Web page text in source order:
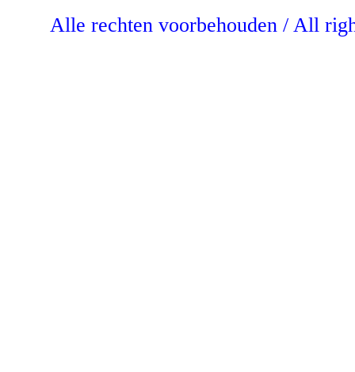
Alle rechten voorbehouden / All